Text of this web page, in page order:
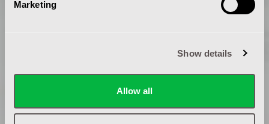
Marketing
Show details
Allow all